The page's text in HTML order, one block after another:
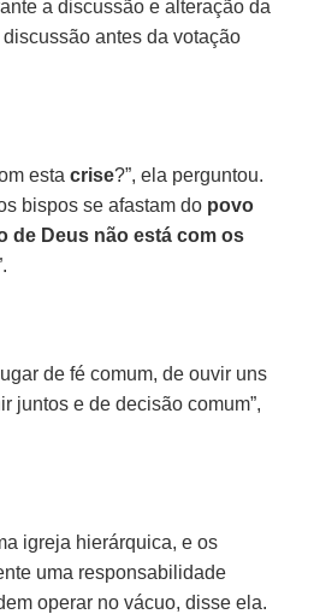
a discussão e alteração da
antes da votação
estacrise?”, ela perguntou.
bispos se afastam do povo
de Deus não está com os
de fé comum, de ouvir uns
juntos e de decisão comum”,
igreja hierárquica, e os
uma responsabilidade
operar no vácuo, disse ela.